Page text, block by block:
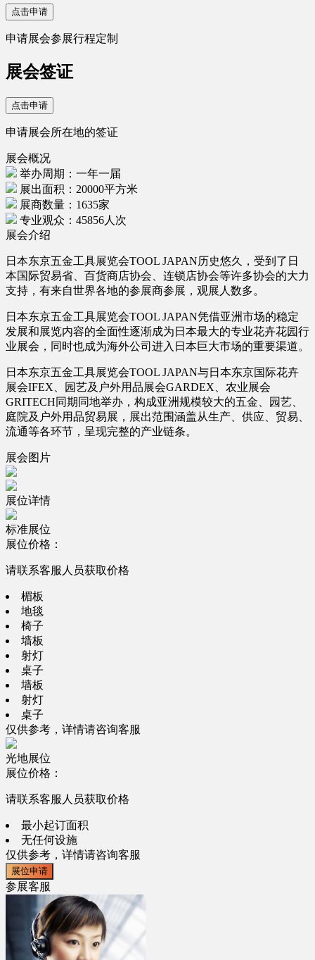
点击申请
申请展会参展行程定制
展会签证
点击申请
申请展会所在地的签证
展会概况
举办周期：一年一届
展出面积：20000平方米
展商数量：1635家
专业观众：45856人次
展会介绍
日本东京五金工具展览会TOOL JAPAN历史悠久，受到了日
本国际贸易省、百货商店协会、连锁店协会等许多协会的大力
支持，有来自世界各地的参展商参展，观展人数多。
日本东京五金工具展览会TOOL JAPAN凭借亚洲市场的稳定
发展和展览内容的全面性逐渐成为日本最大的专业花卉花园行
业展会，同时也成为海外公司进入日本巨大市场的重要渠道。
日本东京五金工具展览会TOOL JAPAN与日本东京国际花卉
展会IFEX、园艺及户外用品展会GARDEX、农业展会
GRITECH同期同地举办，构成亚洲规模较大的五金、园艺、
庭院及户外用品贸易展，展出范围涵盖从生产、供应、贸易、
流通等各环节，呈现完整的产业链条。
展会图片
展位详情
标准展位
展位价格：
请联系客服人员获取价格
楣板
地毯
椅子
墙板
射灯
桌子
墙板
射灯
桌子
仅供参考，详情请咨询客服
光地展位
展位价格：
请联系客服人员获取价格
最小起订面积
无任何设施
仅供参考，详情请咨询客服
展位申请
参展客服